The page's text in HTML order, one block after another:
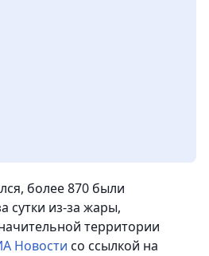
более 870 были
сутки из-за жары,
территории
Новости со ссылкой на